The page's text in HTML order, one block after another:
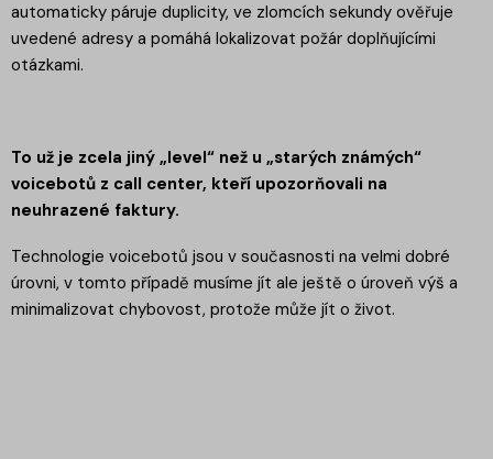
automaticky páruje duplicity, ve zlomcích sekundy ověřuje
uvedené adresy a pomáhá lokalizovat požár doplňujícími
otázkami.
To už je zcela jiný „level“ než u „starých známých“
voicebotů z call center, kteří upozorňovali na
neuhrazené faktury.
Technologie voicebotů jsou v současnosti na velmi dobré
úrovni, v tomto případě musíme jít ale ještě o úroveň výš a
minimalizovat chybovost, protože může jít o život.